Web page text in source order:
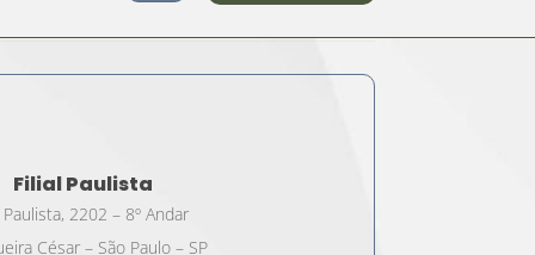
Filial Paulista
Paulista, 2202 – 8º Andar
César – São Paulo – SP